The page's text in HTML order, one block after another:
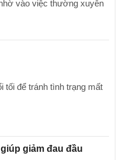
vào việc thường xuyên
tối để tránh tình trạng mất
giảm đau đầu